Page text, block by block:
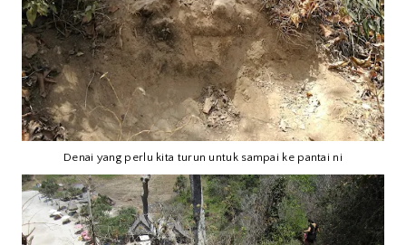
Denai yang perlu kita turun untuk sampai ke pantai ni